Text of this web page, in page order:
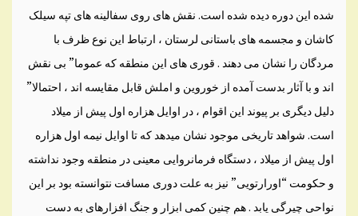
شده اين دوره ديده شده است. نقش های روی سفالينه های تپه سيلک
کاشان و مجسمه های باستانی لرستان ، ارتباط اين نوع ظرف با
مردگان را نشان می دهند . قوری های اين منطقه که عموما” بی نقش
اند و با آثار بدست آمده از خوروين و املش قابل مقايسه اند ، احتمالا”
دليل ديگری بر پيوند اين اقوام ، در اوايل هزاره اول پيش از ميلاد
است. شواهد تاريخی موجود نشان ميدهد که تا اوايل نيمه اول هزاره
اول پيش از ميلاد ، دستگاه فرمانروايی معينی در منطقه وجود نداشته
و حکومت “اورارتويی” نيز به علت دوری مسافت نتوانسته بود بر اين
نواحی چيرگی يابد . هم چنين کمی ابزار و جنگ افزارهای به دست